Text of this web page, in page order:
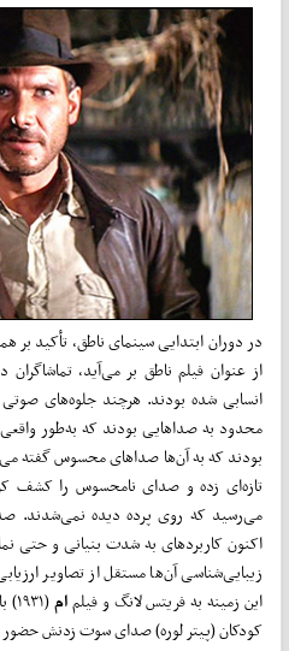
در دوران ابتدایی سینمای ناطق، تأکید بر
از عنوان فیلم ناطق بر می‌آید،
انسابی شده بودند. هرچند جلوه‌های صوتی
محدود به صداهایی بودند که به‌طور واقعی
بودند که به آن‌ها صداهای محسوس گفته
تازه‌ای زده و صدای نامحسوس را کشف
می‌رسید که روی پرده دیده نمی‌شدند.
اکنون کاربردهای به شدت بنیانی و حتی
زیبایی‌شناسی آن‌ها مستقل از تصاویر
این زمینه به فریتس لانگ و فیلمام
کودکان (پیتر لوره) صدای سوت زدنش حضور